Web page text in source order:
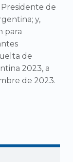
de
y,
para
de
2023, a
de 2023.